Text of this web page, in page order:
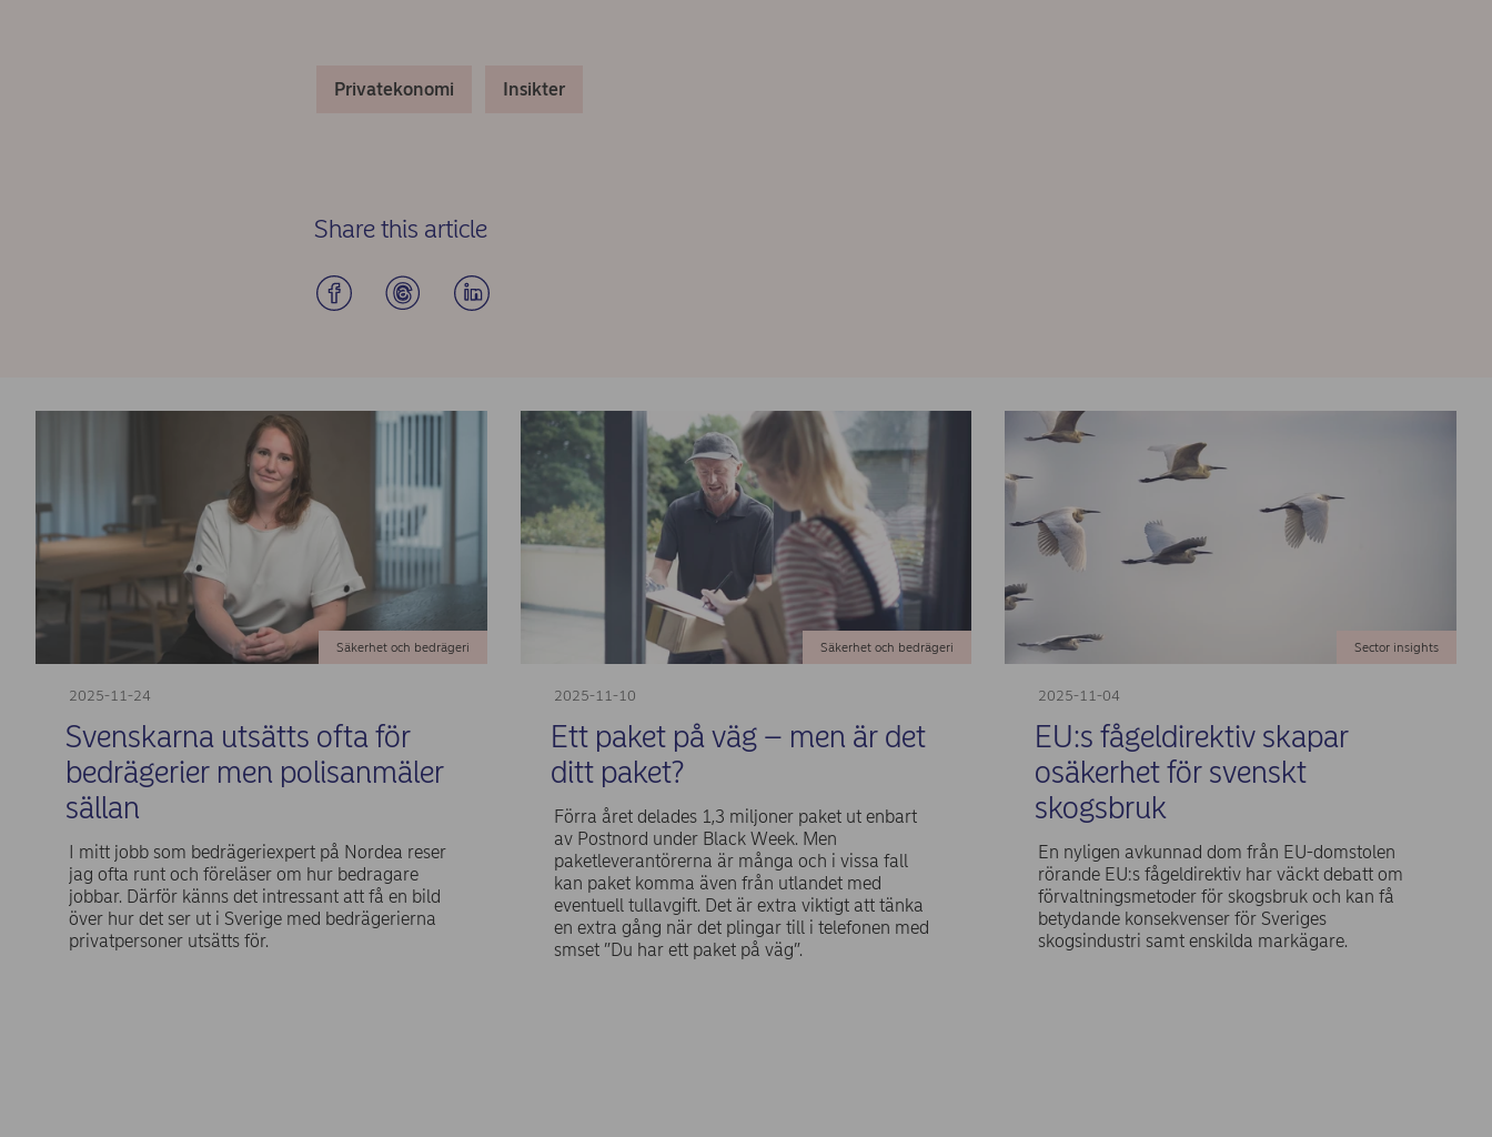
Privatekonomi Insikter
Share this article
2025-11-24
Säkerhet och bedrägeri
Svenskarna utsätts ofta för
bedrägerier men polisanmäler
sällan
I mitt jobb som bedrägeriexpert på Nordea reser
jag ofta runt och föreläser om hur bedragare
jobbar. Därför känns det intressant att få en bild
över hur det ser ut i Sverige med bedrägerierna
privatpersoner utsätts för.
2025-11-10
Säkerhet och bedrägeri
Ett paket på väg – men är det
ditt paket?
Förra året delades 1,3 miljoner paket ut enbart
av Postnord under Black Week. Men
paketleverantörerna är många och i vissa fall
kan paket komma även från utlandet med
eventuell tullavgift. Det är extra viktigt att tänka
en extra gång när det plingar till i telefonen med
smset ”Du har ett paket på väg”.
2025-11-04
Sector insights
EU:s fågeldirektiv skapar
osäkerhet för svenskt
skogsbruk
En nyligen avkunnad dom från EU-domstolen
rörande EU:s fågeldirektiv har väckt debatt om
förvaltningsmetoder för skogsbruk och kan få
betydande konsekvenser för Sveriges
skogsindustri samt enskilda markägare.